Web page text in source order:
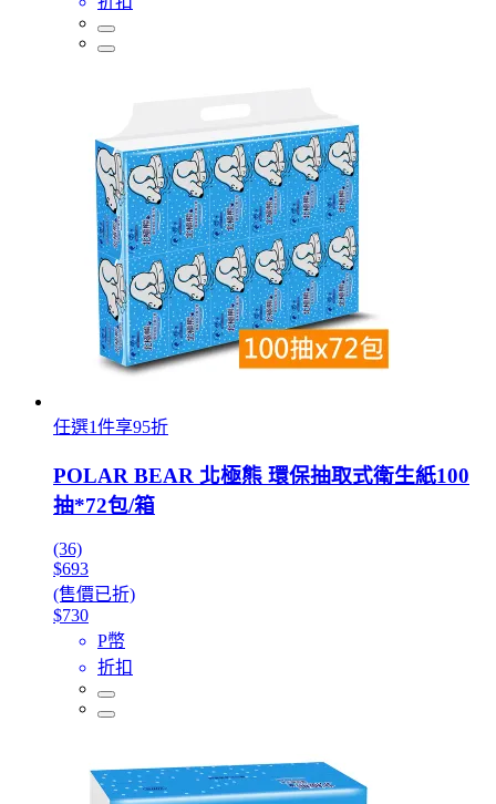
任選1件享95折
POLAR BEAR 北極熊 環保抽取式衛生紙100
抽*72包/箱
(36)
$693
(售價已折)
$730
P幣
折扣